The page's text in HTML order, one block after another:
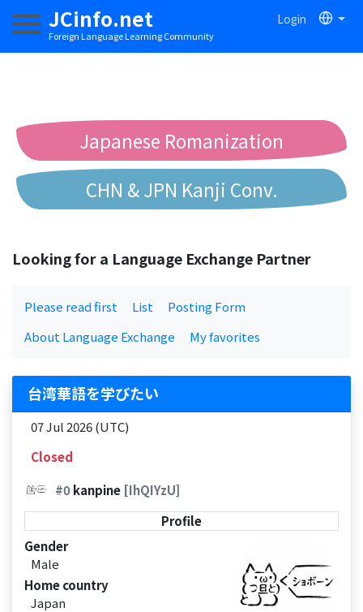
JCinfo.net
Foreign Language Learning Community
Login
Toggle navigation
Japanese Romanization
CHN & JPN Kanji Conv.
Looking for a Language Exchange Partner
Please read first List
Posting Form
About Language Exchange
My favorites
台湾華語を学びたい
07 Jul 2026 (UTC)
Closed
#0kanpine [IhQIYzU]
Profile
Gender
Male
Home country
Japan